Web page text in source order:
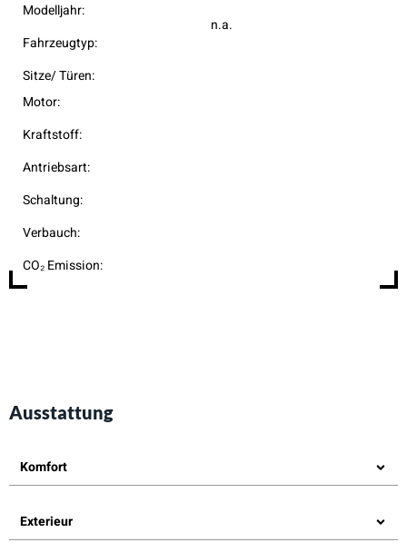
Modelljahr:
Fahrzeugtyp:
Sitze/ Türen:
n.a.
Motor:
Kraftstoff:
Antriebsart:
Schaltung:
Verbauch:
CO₂ Emission:
Ausstattung
Komfort
Exterieur